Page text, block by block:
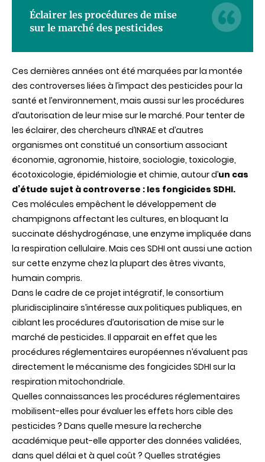
Éclairer les procédures de mise
sur le marché des pesticides
Ces dernières années ont été marquées par la montée
des controverses liées à l’impact des pesticides pour la
santé et l’environnement, mais aussi sur les procédures
d’autorisation de leur mise sur le marché. Pour tenter de
les éclairer, des chercheurs d’INRAE et d’autres
organismes ont constitué un consortium associant
économie, agronomie, histoire, sociologie, toxicologie,
écotoxicologie, épidémiologie et chimie, autour d’un cas
d’étude sujet à controverse : les fongicides SDHI.
Ces molécules empêchent le développement de
champignons affectant les cultures, en bloquant la
succinate déshydrogénase, une enzyme impliquée dans
la respiration cellulaire. Mais ces SDHI ont aussi une action
sur cette enzyme chez la plupart des êtres vivants,
humain compris.
Dans le cadre de ce projet intégratif, le consortium
pluridisciplinaire s’intéresse aux politiques publiques, en
ciblant les procédures d’autorisation de mise sur le
marché de pesticides. Il apparait en effet que les
procédures réglementaires européennes n’évaluent pas
directement le mécanisme des fongicides SDHI sur la
respiration mitochondriale.
Quelles connaissances les procédures réglementaires
mobilisent-elles pour évaluer les effets hors cible des
pesticides ? Dans quelle mesure la recherche
académique peut-elle apporter des données validées,
dans quel délai et à quel coût ? Quelles stratégies